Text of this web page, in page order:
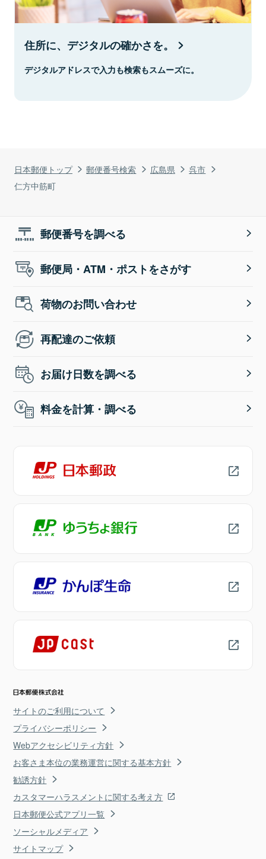
日本郵便トップ 郵便番号検索 広島県
呉市
仁方中筋町
住所に、デジタルの確かさを。
デジタルアドレスで入力も検索もスムーズに。
郵便番号を調べる
郵便局・ATM・ポストをさがす
荷物のお問い合わせ
再配達のご依頼
お届け日数を調べる
料金を計算・調べる
サイトのご利用について
プライバシーポリシー
Webアクセシビリティ方針
お客さま本位の業務運営に関する基本方針
勧誘方針
カスタマーハラスメントに関する考え方
日本郵便公式アプリ一覧
ソーシャルメディア
サイトマップ